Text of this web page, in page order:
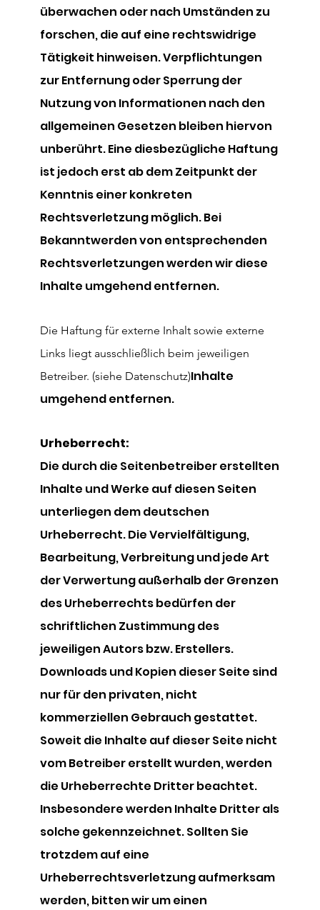
überwachen oder nach Umständen zu
forschen, die auf eine rechtswidrige
Tätigkeit hinweisen. Verpflichtungen
zur Entfernung oder Sperrung der
Nutzung von Informationen nach den
allgemeinen Gesetzen bleiben hiervon
unberührt. Eine diesbezügliche Haftung
ist jedoch erst ab dem Zeitpunkt der
Kenntnis einer konkreten
Rechtsverletzung möglich. Bei
Bekanntwerden von entsprechenden
Rechtsverletzungen werden wir diese
Inhalte umgehend entfernen.
Die Haftung für externe Inhalt sowie externe
Links liegt ausschließlich beim jeweiligen
Betreiber. (siehe Datenschutz)​Inhalte
umgehend entfernen.
Urheberrecht:
Die durch die Seitenbetreiber erstellten
Inhalte und Werke auf diesen Seiten
unterliegen dem deutschen
Urheberrecht. Die Vervielfältigung,
Bearbeitung, Verbreitung und jede Art
der Verwertung außerhalb der Grenzen
des Urheberrechts bedürfen der
schriftlichen Zustimmung des
jeweiligen Autors bzw. Erstellers.
Downloads und Kopien dieser Seite sind
nur für den privaten, nicht
kommerziellen Gebrauch gestattet.
Soweit die Inhalte auf dieser Seite nicht
vom Betreiber erstellt wurden, werden
die Urheberrechte Dritter beachtet.
Insbesondere werden Inhalte Dritter als
solche gekennzeichnet. Sollten Sie
trotzdem auf eine
Urheberrechtsverletzung aufmerksam
werden, bitten wir um einen